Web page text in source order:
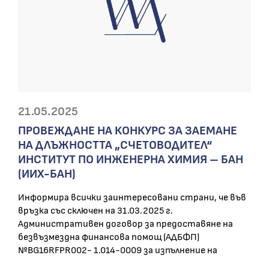
21.05.2025
ПРОВЕЖДАНЕ НА КОНКУРС ЗА ЗАЕМАНЕ
НА ДЛЪЖНОСТТА „СЧЕТОВОДИТЕЛ“
ИНСТИТУТ ПО ИНЖЕНЕРНА ХИМИЯ – БАН
(ИИХ-БАН)
Информира всички заинтересовани страни, че във
връзка със сключен на 31.03.2025 г.
Административен договор за предоставяне на
безвъзмездна финансова помощ (АДБФП)
№BG16RFPR002- 1.014-0009 за изпълнение на